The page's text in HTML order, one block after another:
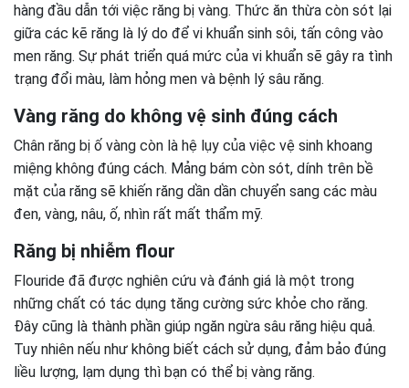
hàng đầu dẫn tới việc răng bị vàng. Thức ăn thừa còn sót lại
giữa các kẽ răng là lý do để vi khuẩn sinh sôi, tấn công vào
men răng. Sự phát triển quá mức của vi khuẩn sẽ gây ra tình
trạng đổi màu, làm hỏng men và bệnh lý sâu răng.
Vàng răng do không vệ sinh đúng cách
Chân răng bị ố vàng còn là hệ lụy của việc vệ sinh khoang
miệng không đúng cách. Mảng bám còn sót, dính trên bề
mặt của răng sẽ khiến răng dần dần chuyển sang các màu
đen, vàng, nâu, ố, nhìn rất mất thẩm mỹ.
Răng bị nhiễm flour
Flouride đã được nghiên cứu và đánh giá là một trong
những chất có tác dụng tăng cường sức khỏe cho răng.
Đây cũng là thành phần giúp ngăn ngừa sâu răng hiệu quả.
Tuy nhiên nếu như không biết cách sử dụng, đảm bảo đúng
liều lượng, lạm dụng thì bạn có thể bị vàng răng.